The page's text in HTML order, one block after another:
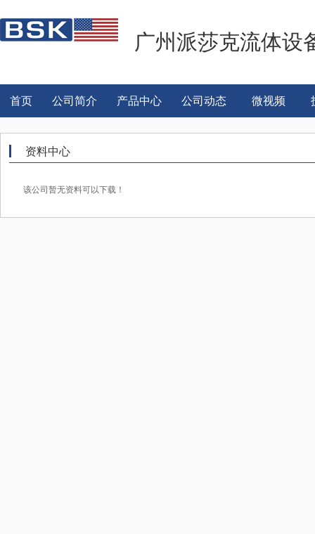
广州派莎克流体设
首页 公司简介 产品中心 公司动态 微视频
资料中心
该公司暂无资料可以下载！